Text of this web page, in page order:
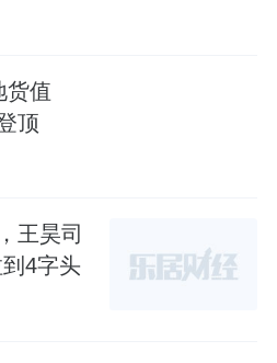
优化。
累计完成了60余个存量
，形成了文旅、商业、
化管理体系。
业一企、一企一业”运
发、商业和文旅的业务
货值
顶
王昊司
4字头